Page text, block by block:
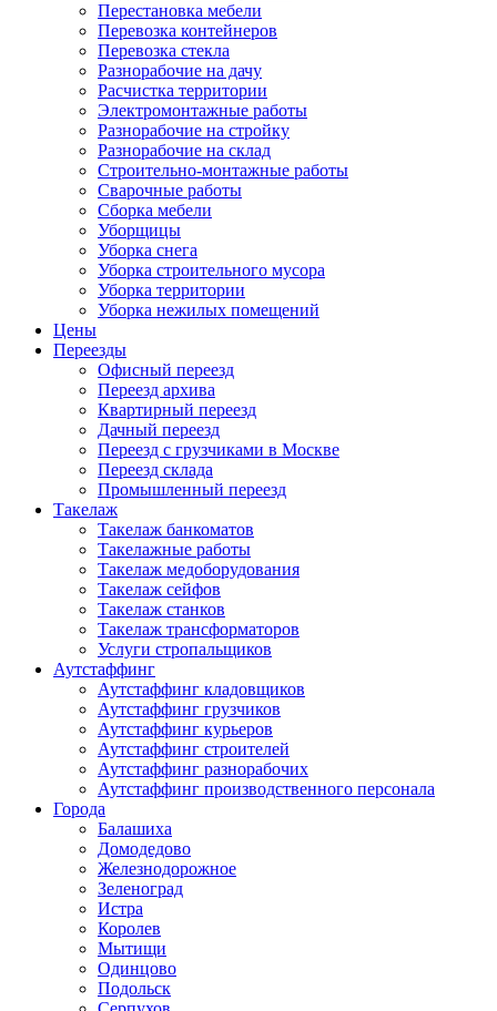
Перестановка мебели
Перевозка контейнеров
Перевозка стекла
Разнорабочие на дачу
Расчистка территории
Электромонтажные работы
Разнорабочие на стройку
Разнорабочие на склад
Строительно-монтажные работы
Сварочные работы
Сборка мебели
Уборщицы
Уборка снега
Уборка строительного мусора
Уборка территории
Уборка нежилых помещений
Цены
Переезды
Офисный переезд
Переезд архива
Квартирный переезд
Дачный переезд
Переезд с грузчиками в Москве
Переезд склада
Промышленный переезд
Такелаж
Такелаж банкоматов
Такелажные работы
Такелаж медоборудования
Такелаж сейфов
Такелаж станков
Такелаж трансформаторов
Услуги стропальщиков
Аутстаффинг
Аутстаффинг кладовщиков
Аутстаффинг грузчиков
Аутстаффинг курьеров
Аутстаффинг строителей
Аутстаффинг разнорабочих
Аутстаффинг производственного персонала
Города
Балашиха
Домодедово
Железнодорожное
Зеленоград
Истра
Королев
Мытищи
Одинцово
Подольск